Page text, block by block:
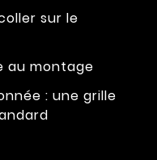
sur le
au montage
: une grille